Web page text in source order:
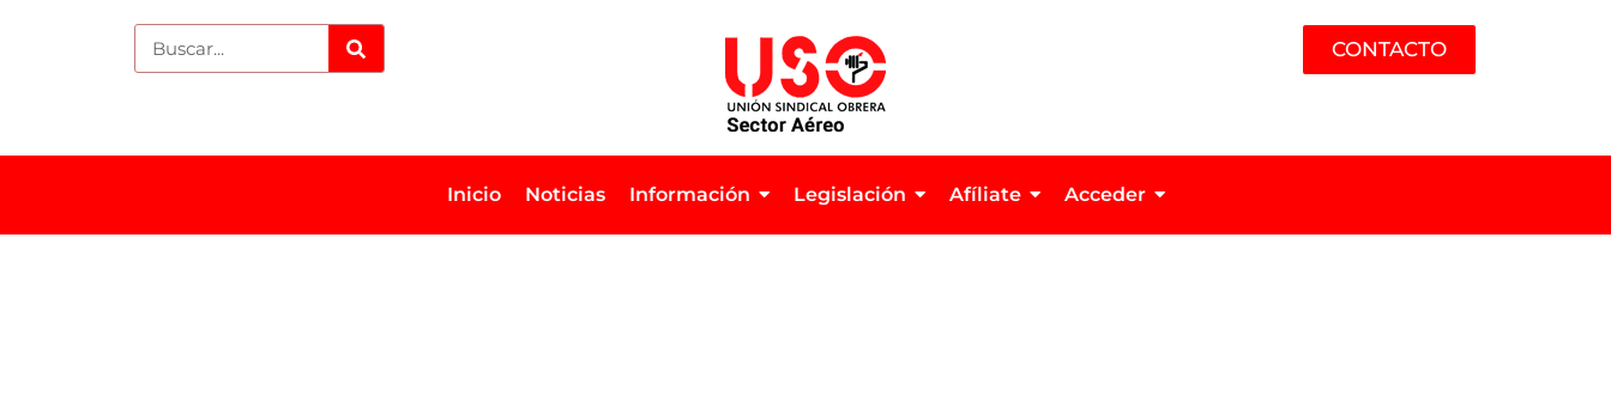
CONTACTO
Inicio Noticias Información Legislación Afíliate Acceder